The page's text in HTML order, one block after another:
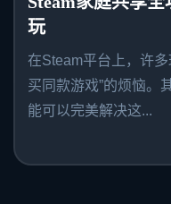
玩
在Steam平台上，许
买同款游戏”的烦恼。
能可以完美解决这...